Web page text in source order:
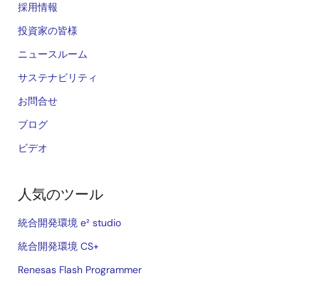
採用情報
投資家の皆様
ニュースルーム
サステナビリティ
お問合せ
ブログ
ビデオ
人気のツール
統合開発環境 e² studio
統合開発環境 CS+
Renesas Flash Programmer